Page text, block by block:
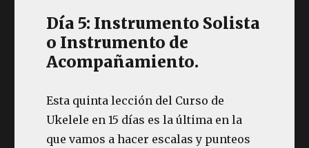
Día 5: Instrumento Solista
o Instrumento de
Acompañamiento.
Esta quinta lección del Curso de
Ukelele en 15 días es la última en la
que vamos a hacer escalas y punteos